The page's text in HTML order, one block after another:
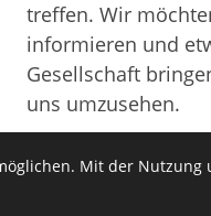
treffen. Wir
informieren und
Gesellschaft
uns umzusehen.
Mit der